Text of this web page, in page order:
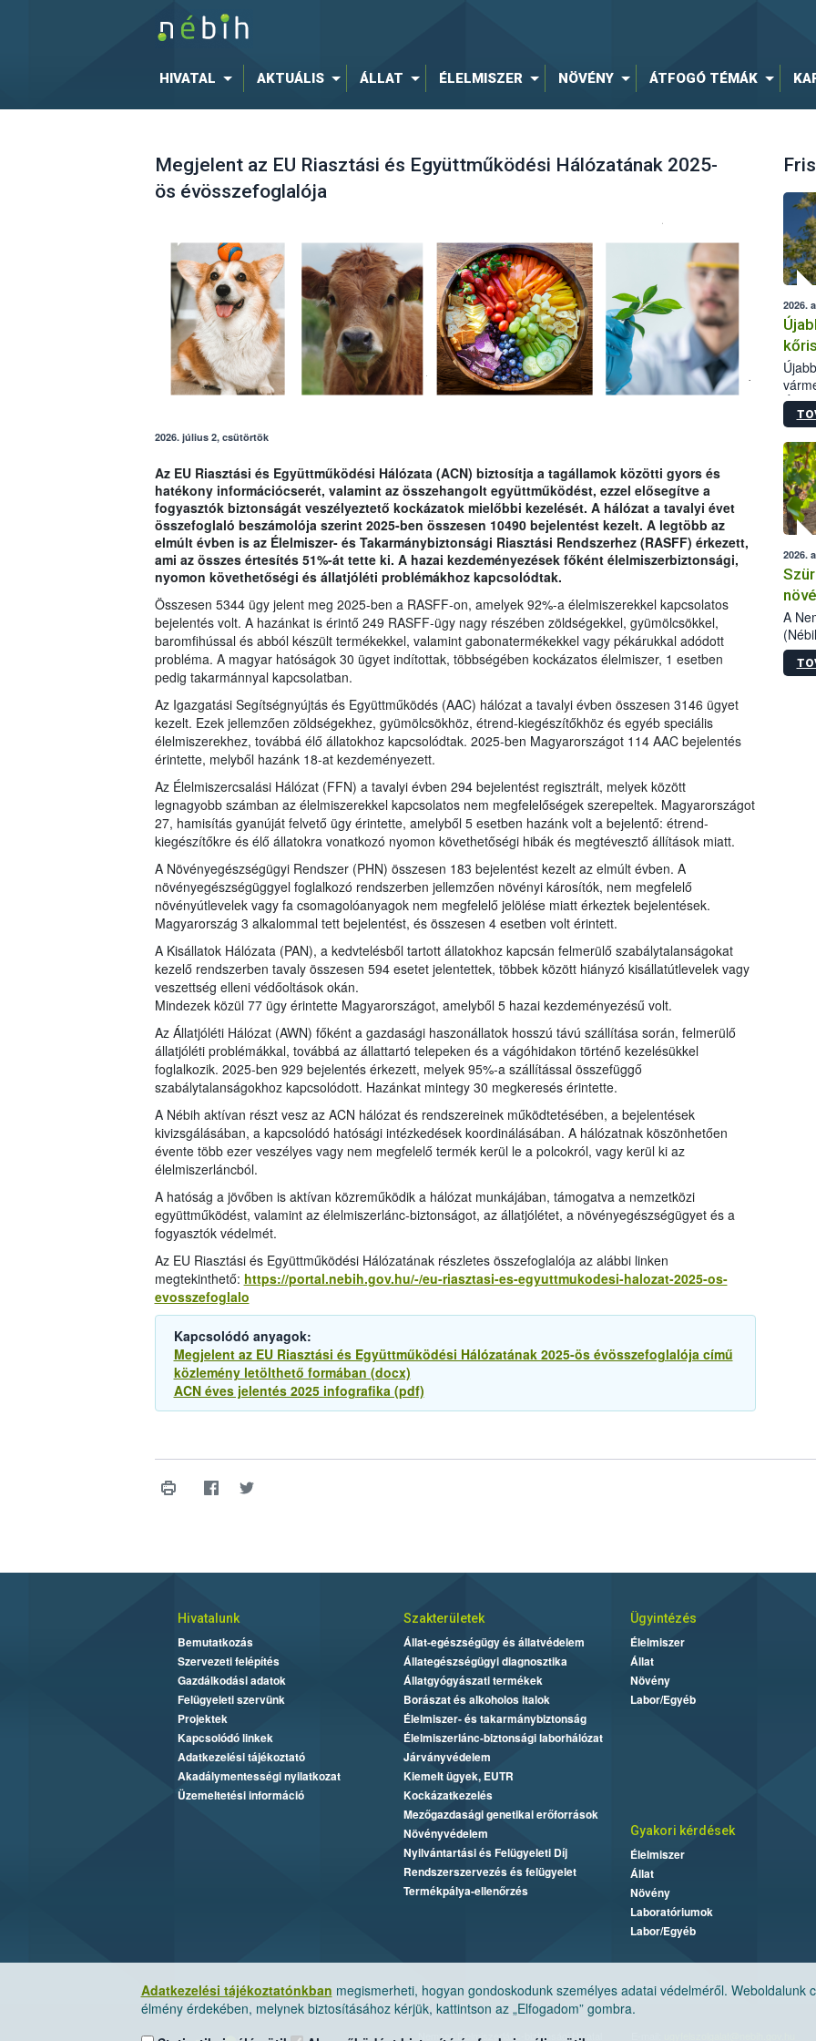
HIVATAL AKTUÁLIS ÁLLAT ÉLELMISZER NÖVÉNY ÁTFOGÓ TÉMÁK
Megjelent az EU Riasztási és Együttműködési Hálózatának 2025-
ös évösszefoglalója
2026. július 2, csütörtök
Az EU Riasztási és Együttműködési Hálózata (ACN) biztosítja a tagállamok közötti gyors és
hatékony információcserét, valamint az összehangolt együttműködést, ezzel elősegítve a
fogyasztók biztonságát veszélyeztető kockázatok mielőbbi kezelését. A hálózat a tavalyi évet
összefoglaló beszámolója szerint 2025-ben összesen 10490 bejelentést kezelt. A legtöbb az
elmúlt évben is az Élelmiszer- és Takarmánybiztonsági Riasztási Rendszerhez (RASFF) érkezett,
ami az összes értesítés 51%-át tette ki. A hazai kezdeményezések főként élelmiszerbiztonsági,
nyomon követhetőségi és állatjóléti problémákhoz kapcsolódtak.
Összesen 5344 ügy jelent meg 2025-ben a RASFF-on, amelyek 92%-a élelmiszerekkel kapcsolatos
bejelentés volt. A hazánkat is érintő 249 RASFF-ügy nagy részében zöldségekkel, gyümölcsökkel,
baromfihússal és abból készült termékekkel, valamint gabonatermékekkel vagy pékárukkal adódott
probléma. A magyar hatóságok 30 ügyet indítottak, többségében kockázatos élelmiszer, 1 esetben
pedig takarmánnyal kapcsolatban.
Az Igazgatási Segítségnyújtás és Együttműködés (AAC) hálózat a tavalyi évben összesen 3146 ügyet
kezelt. Ezek jellemzően zöldségekhez, gyümölcsökhöz, étrend-kiegészítőkhöz és egyéb speciális
élelmiszerekhez, továbbá élő állatokhoz kapcsolódtak. 2025-ben Magyarországot 114 AAC bejelentés
érintette, melyből hazánk 18-at kezdeményezett.
Az Élelmiszercsalási Hálózat (FFN) a tavalyi évben 294 bejelentést regisztrált, melyek között
legnagyobb számban az élelmiszerekkel kapcsolatos nem megfelelőségek szerepeltek. Magyarországot
27, hamisítás gyanúját felvető ügy érintette, amelyből 5 esetben hazánk volt a bejelentő: étrend-
kiegészítőkre és élő állatokra vonatkozó nyomon követhetőségi hibák és megtévesztő állítások miatt.
A Növényegészségügyi Rendszer (PHN) összesen 183 bejelentést kezelt az elmúlt évben. A
növényegészségüggyel foglalkozó rendszerben jellemzően növényi károsítók, nem megfelelő
növényútlevelek vagy fa csomagolóanyagok nem megfelelő jelölése miatt érkeztek bejelentések.
Magyarország 3 alkalommal tett bejelentést, és összesen 4 esetben volt érintett.
A Kisállatok Hálózata (PAN), a kedvtelésből tartott állatokhoz kapcsán felmerülő szabálytalanságokat
kezelő rendszerben tavaly összesen 594 esetet jelentettek, többek között hiányzó kisállatútlevelek vagy
veszettség elleni védőoltások okán.
Mindezek közül 77 ügy érintette Magyarországot, amelyből 5 hazai kezdeményezésű volt.
Az Állatjóléti Hálózat (AWN) főként a gazdasági haszonállatok hosszú távú szállítása során, felmerülő
állatjóléti problémákkal, továbbá az állattartó telepeken és a vágóhidakon történő kezelésükkel
foglalkozik. 2025-ben 929 bejelentés érkezett, melyek 95%-a szállítással összefüggő
szabálytalanságokhoz kapcsolódott. Hazánkat mintegy 30 megkeresés érintette.
A Nébih aktívan részt vesz az ACN hálózat és rendszereinek működtetésében, a bejelentések
kivizsgálásában, a kapcsolódó hatósági intézkedések koordinálásában. A hálózatnak köszönhetően
évente több ezer veszélyes vagy nem megfelelő termék kerül le a polcokról, vagy kerül ki az
élelmiszerláncból.
A hatóság a jövőben is aktívan közreműködik a hálózat munkájában, támogatva a nemzetközi
együttműködést, valamint az élelmiszerlánc-biztonságot, az állatjólétet, a növényegészségügyet és a
fogyasztók védelmét.
Az EU Riasztási és Együttműködési Hálózatának részletes összefoglalója az alábbi linken
megtekinthető: https://portal.nebih.gov.hu/-/eu-riasztasi-es-egyuttmukodesi-halozat-2025-os-
evosszefoglalo
Kapcsolódó anyagok:
Megjelent az EU Riasztási és Együttműködési Hálózatának 2025-ös évösszefoglalója című
közlemény letölthető formában (docx)
ACN éves jelentés 2025 infografika (pdf)
2026.
2026.
A
Adatkezelési tájékoztatónkban megismerheti, hogyan gondoskodunk személyes adatai védelméről. Weboldalunk
élmény érdekében, melynek biztosításához kérjük, kattintson az „Elfogadom” gombra.
Hivatalunk
Bemutatkozás
Szervezeti felépítés
Gazdálkodási adatok
Felügyeleti szervünk
Projektek
Kapcsolódó linkek
Adatkezelési tájékoztató
Akadálymentességi nyilatkozat
Üzemeltetési információ
Szakterületek
Állat-egészségügy és állatvédelem
Állategészségügyi diagnosztika
Állatgyógyászati termékek
Borászat és alkoholos italok
Élelmiszer- és takarmánybiztonság
Élelmiszerlánc-biztonsági laborhálózat
Járványvédelem
Kiemelt ügyek, EUTR
Kockázatkezelés
Mezőgazdasági genetikai erőforrások
Növényvédelem
Nyilvántartási és Felügyeleti Díj
Rendszerszervezés és felügyelet
Termékpálya-ellenőrzés
Ügyintézés
Élelmiszer
Állat
Növény
Labor/Egyéb
Gyakori kérdések
Élelmiszer
Állat
Növény
Laboratóriumok
Labor/Egyéb
Nemzeti Élelmiszerlánc-biztonsági Hivatal